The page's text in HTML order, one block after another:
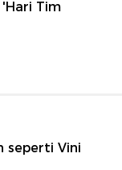
Tim
seperti Vini